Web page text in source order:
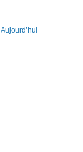
Aujourd’hui